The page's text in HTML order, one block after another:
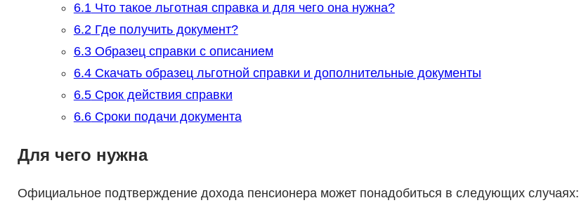
6.1Что такое льготная справка и для чего она нужна?
6.2Где получить документ?
6.3Образец справки с описанием
6.4Скачать образец льготной справки и дополнительные документы
6.5Срок действия справки
6.6Сроки подачи документа
Для чего нужна
Официальное подтверждение дохода пенсионера может понадобиться в следующих случаях: